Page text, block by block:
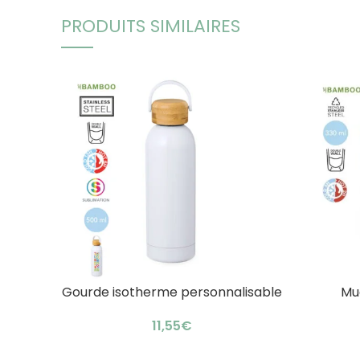
PRODUITS SIMILAIRES
AJOUTER AU PANIER
Gourde isotherme personnalisable
€